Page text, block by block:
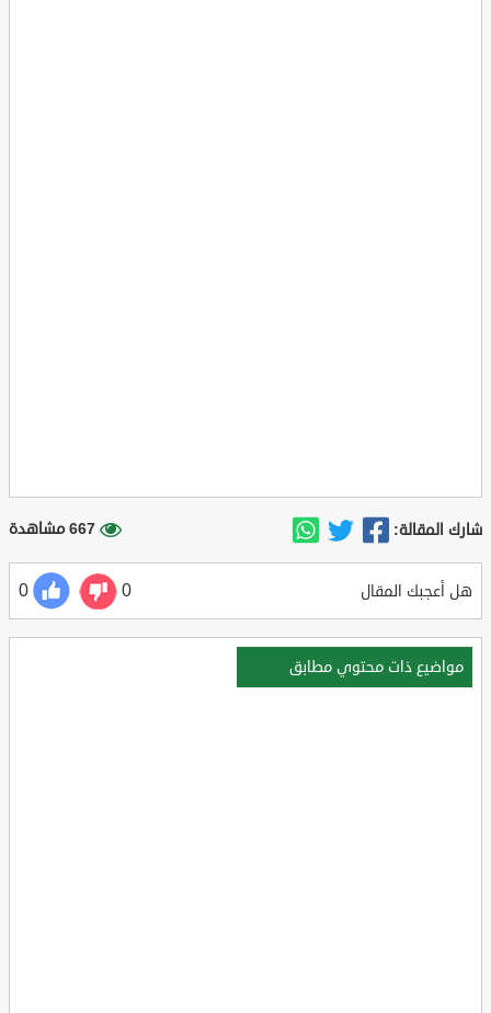
شارك المقالة: 667 مشاهدة
هل أعجبك المقال 0
0
مواضيع ذات محتوي مطابق